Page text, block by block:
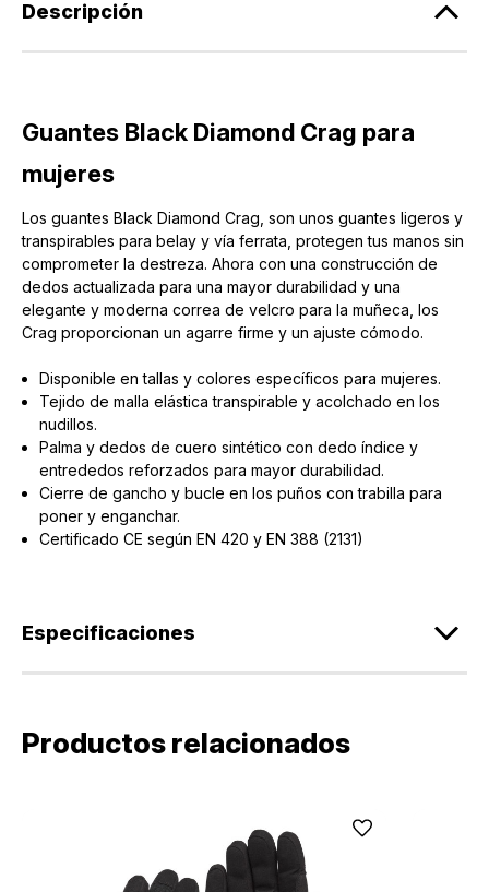
Descripción
Guantes Black Diamond Crag para
mujeres
Los guantes Black Diamond Crag, son unos guantes ligeros y
transpirables para belay y vía ferrata, protegen tus manos sin
comprometer la destreza. Ahora con una construcción de
dedos actualizada para una mayor durabilidad y una
elegante y moderna correa de velcro para la muñeca, los
Crag proporcionan un agarre firme y un ajuste cómodo.
Disponible en tallas y colores específicos para mujeres.
Tejido de malla elástica transpirable y acolchado en los
nudillos.
Palma y dedos de cuero sintético con dedo índice y
entrededos reforzados para mayor durabilidad.
Cierre de gancho y bucle en los puños con trabilla para
poner y enganchar.
Certificado CE según EN 420 y EN 388 (2131)
Especificaciones
Productos relacionados